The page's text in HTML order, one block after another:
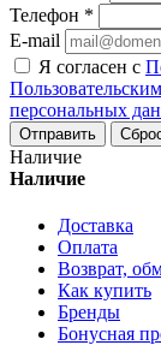
Телефон *
E-mail
Я согласен с
персональных
Наличие
Наличие
Доставка
Оплата
Возврат,
Как купить
Бренды
Бонусная